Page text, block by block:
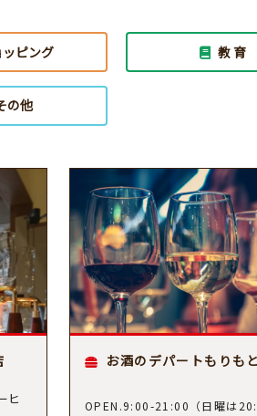
ピング 教 育
の他
ヒ
お酒のデパートもりもと
OPEN.9:00-21:00（日曜は